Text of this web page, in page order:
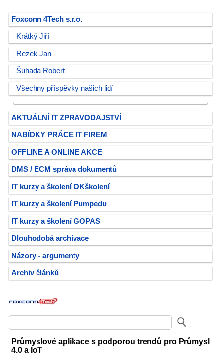
Foxconn 4Tech s.r.o.
Krátký Jiří
Rezek Jan
Šuhada Robert
Všechny příspěvky našich lidí
AKTUÁLNÍ IT ZPRAVODAJSTVÍ
NABÍDKY PRÁCE IT FIREM
OFFLINE A ONLINE AKCE
DMS / ECM správa dokumentů
IT kurzy a školení OKškolení
IT kurzy a školení Pumpedu
IT kurzy a školení GOPAS
Dlouhodobá archivace
Názory - argumenty
Archiv článků
Průmyslové aplikace s podporou trendů pro Průmysl
4.0 a IoT